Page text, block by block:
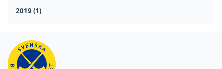
2019 (1)